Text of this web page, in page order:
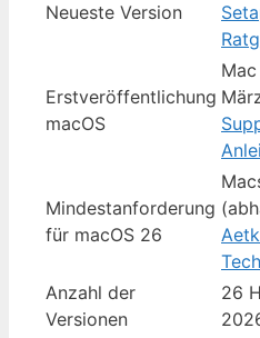
Neueste Version
Erstveröffentlichung
macOS
Mindestanforderung
für macOS 26
Anzahl der
Versionen
26